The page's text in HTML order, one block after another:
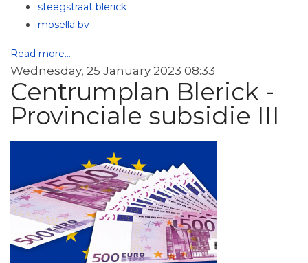
steegstraat blerick
mosella bv
Read more...
Wednesday, 25 January 2023 08:33
Centrumplan Blerick -
Provinciale subsidie III